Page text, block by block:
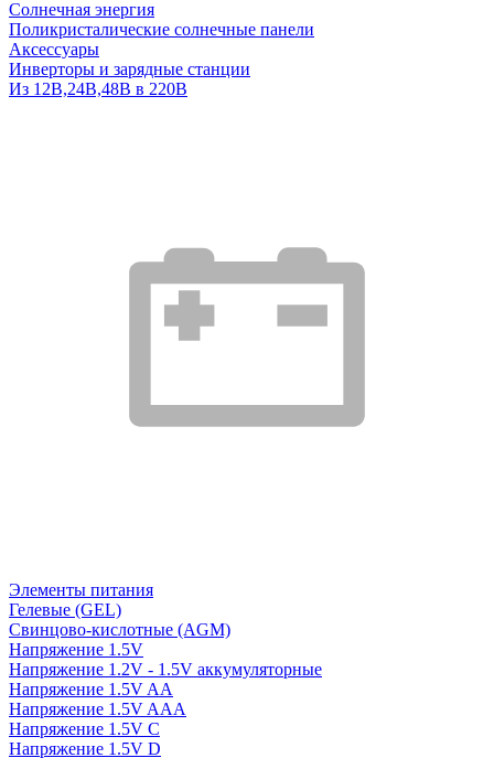
Солнечная энергия
Поликристалические солнечные панели
Аксессуары
Инверторы и зарядные станции
Из 12В,24В,48В в 220В
Элементы питания
Гелевые (GEL)
Свинцово-кислотные (AGM)
Напряжение 1.5V
Напряжение 1.2V - 1.5V аккумуляторные
Напряжение 1.5V AA
Напряжение 1.5V AAA
Напряжение 1.5V C
Напряжение 1.5V D